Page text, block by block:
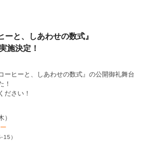
ーと、しあわせの数式』
施決定！
ーヒーと、しあわせの数式』の公開御礼舞台
！
ださい！
）
15）